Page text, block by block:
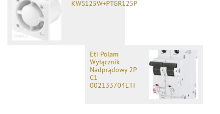
KWS125W+PTGR125P
Eti Polam
Wyłącznik
Nadprądowy 2P
C1
002133704ETI